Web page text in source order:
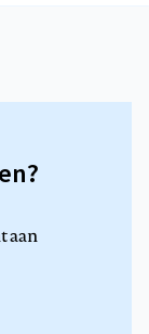
aan